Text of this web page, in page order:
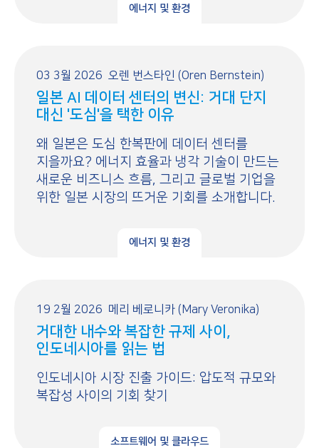
에너지 및 환경
03 3월 2026 오렌 번스타인 (Oren Bernstein)
일본 AI 데이터 센터의 변신: 거대 단지
대신 '도심'을 택한 이유
왜 일본은 도심 한복판에 데이터 센터를
지을까요? 에너지 효율과 냉각 기술이 만드는
새로운 비즈니스 흐름, 그리고 글로벌 기업을
위한 일본 시장의 뜨거운 기회를 소개합니다.
에너지 및 환경
19 2월 2026 메리 베로니카 (Mary Veronika)
거대한 내수와 복잡한 규제 사이,
인도네시아를 읽는 법
인도네시아 시장 진출 가이드: 압도적 규모와
복잡성 사이의 기회 찾기
소프트웨어 및 클라우드